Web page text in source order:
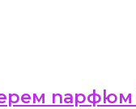
парфюм